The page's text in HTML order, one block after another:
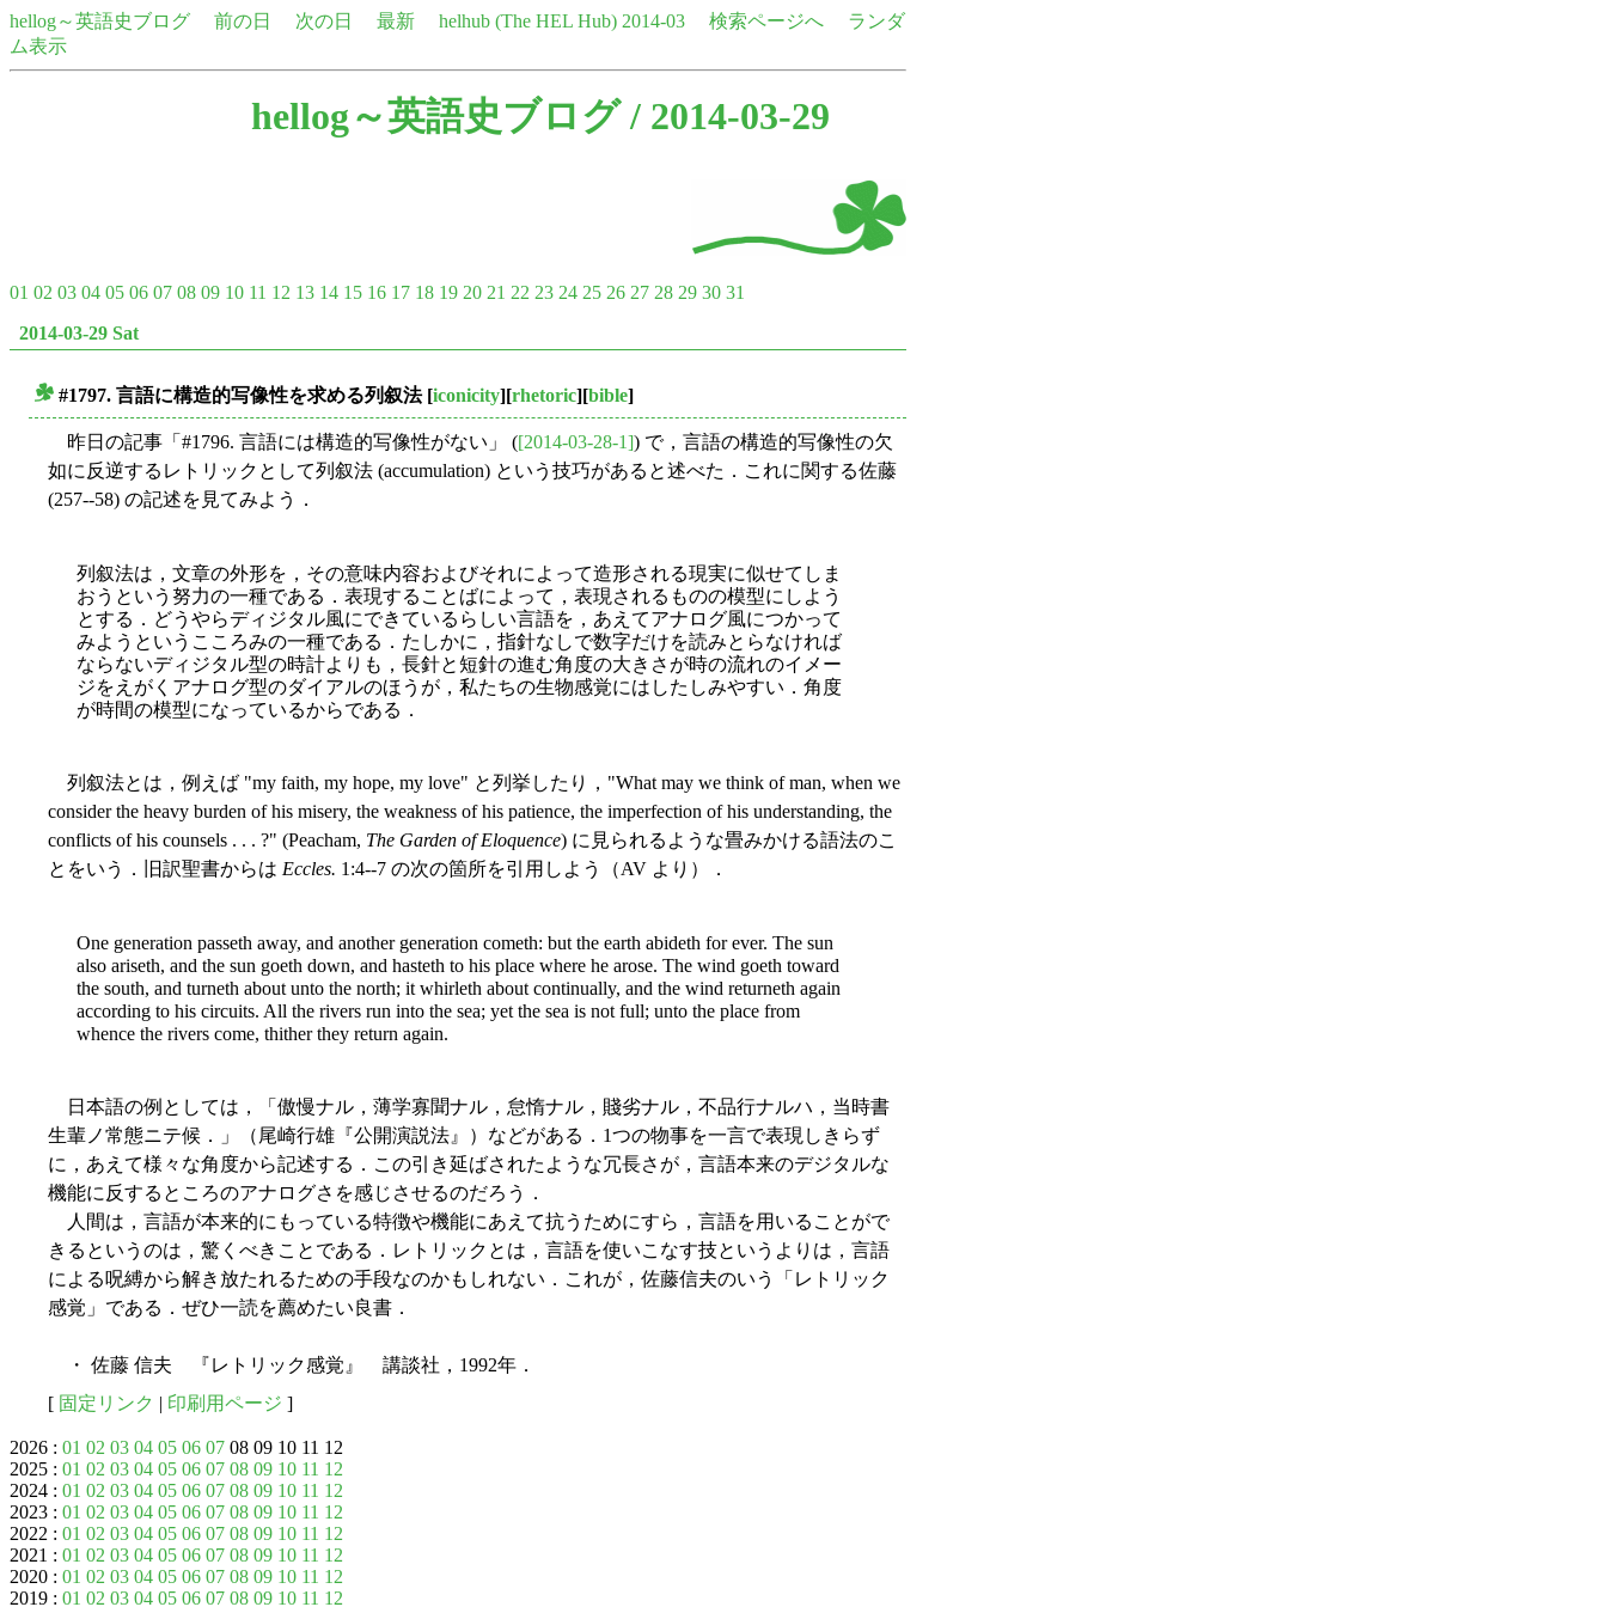
hellog～英語史ブログ 前の日 次の日 最新 helhub (The HEL Hub) 2014-03 検索ページへ
ランダ
ム表示
hellog～英語史ブログ/ 2014-03-29
01 02 03 04 05 06 07 08 09 10 11 12 13 14 15 16 17 18 19 20 21 22 23 24 25 26 27 28 29 30 31
2014-03-29 Sat
#1797. 言語に構造的写像性を求める列叙法[iconicity][rhetoric][bible]
昨日の記事「#1796. 言語には構造的写像性がない」 ([2014-03-28-1]) で，言語の構造的写像性の欠
如に反逆するレトリックとして列叙法 (accumulation) という技巧があると述べた．これに関する佐藤
(257--58) の記述を見てみよう．
列叙法は，文章の外形を，その意味内容およびそれによって造形される現実に似せてしま
おうという努力の一種である．表現することばによって，表現されるものの模型にしよう
とする．どうやらディジタル風にできているらしい言語を，あえてアナログ風につかって
みようというこころみの一種である．たしかに，指針なしで数字だけを読みとらなければ
ならないディジタル型の時計よりも，長針と短針の進む角度の大きさが時の流れのイメー
ジをえが くアナログ型のダイアルのほうが，私たちの生物感覚にはしたしみやすい．角度
が時間の模型になっているからである．
列叙法とは，例えば "my faith, my hope, my love" と列挙したり，"What may we think of man, when we
consider the heavy burden of his misery, the weakness of his patience, the imperfection of his understanding, the
conflicts of his counsels . . . ?" (Peacham, The Garden of Eloquence) に見られるような畳みかける語法のこ
とをいう．旧訳聖書からは Eccles. 1:4--7 の次の箇所を引用しよう（AV より）．
One generation passeth away, and another generation cometh: but the earth abideth for ever. The sun
also ariseth, and the sun goeth down, and hasteth to his place where he arose. The wind goeth toward
the south, and turneth about unto the north; it whirleth about continually, and the wind returneth again
according to his circuits. All the rivers run into the sea; yet the sea is not full; unto the place from
whence the rivers come, thither they return again.
日本語の例としては，「傲慢ナル，薄学寡聞ナル，怠惰ナル，賤劣ナル，不品行ナルハ，当時書
生輩ノ常態ニテ候．」（尾崎行雄『公開演説法』）などがある．1つの物事を一言で表現しきらず
に，あえて様々な角度から記述する．この引き延ばされたような冗長さが，言語本来のデジタルな
機能に反するところのアナログさを感じさせるのだろう．
人間は，言語が本来的にもっている特徴や機能にあえて抗うためにすら，言語を用いることがで
きるというのは，驚くべきことである．レトリックとは，言語を使いこなす技というよりは，言語
による呪縛から解き放たれるための手段なのかもしれない．これが，佐藤信夫のいう「レトリック
感覚」である．ぜひ一読を薦めたい良書．
・ 佐藤 信夫 『レトリック感覚』 講談社，1992年．
[ 固定リンク | 印刷用ページ ]
2026 : 01 02 03 04 05 06 07 08 09 10 11 12
2025 : 01 02 03 04 05 06 07 08 09 10 11 12
2024 : 01 02 03 04 05 06 07 08 09 10 11 12
2023 : 01 02 03 04 05 06 07 08 09 10 11 12
2022 : 01 02 03 04 05 06 07 08 09 10 11 12
2021 : 01 02 03 04 05 06 07 08 09 10 11 12
2020 : 01 02 03 04 05 06 07 08 09 10 11 12
2019 : 01 02 03 04 05 06 07 08 09 10 11 12